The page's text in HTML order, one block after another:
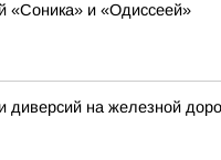
«Соника» и «Одиссеей»
на железной